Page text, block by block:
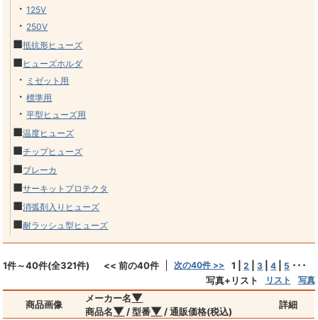
・125V
・ 250V
■抵抗形ヒューズ
■ ヒューズホルダ
・ ミゼット用
・標準用
・平型ヒューズ用
■温度ヒューズ
■チップヒューズ
■ブレーカ
■サーキットプロテクタ
■消弧剤入りヒューズ
■耐ラッシュ型ヒューズ
1件～40件(全321件) << 前の40件 次の40件 >> 1 |2 |3 |4 5 ･･･
写真+リスト
リスト 写真
商品画像
メーカー名▼
商品名▼ / 型番▼ / 通販価格(税込)
詳細